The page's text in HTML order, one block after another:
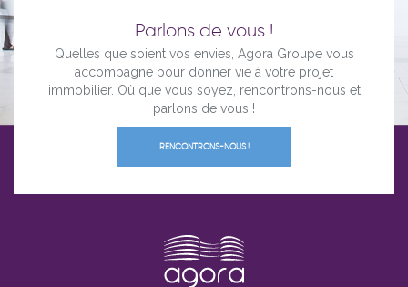
Parlons de vous !
Quelles que soient vos envies, Agora Groupe vous
accompagne pour donner vie à votre projet
immobilier. Où que vous soyez, rencontrons-nous et
parlons de vous !
RENCONTRONS-NOUS !